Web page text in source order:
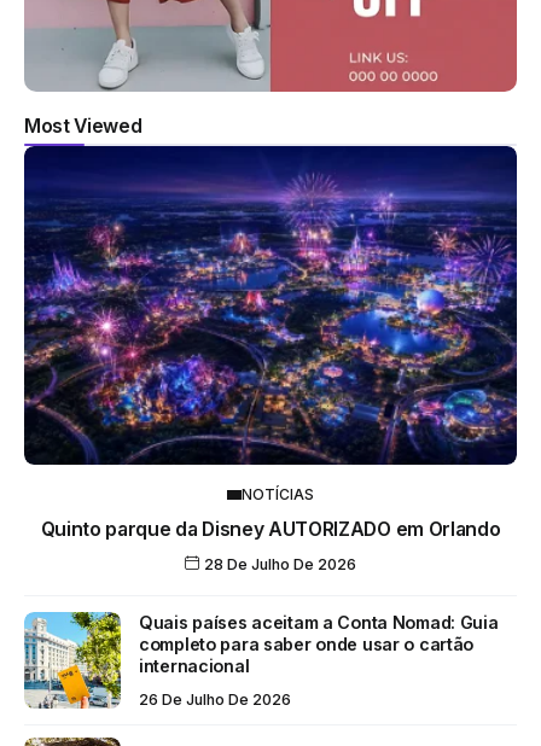
Most Viewed
NOTÍCIAS
Quinto parque da Disney AUTORIZADO em Orlando
28 De Julho De 2026
Quais países aceitam a Conta Nomad: Guia
completo para saber onde usar o cartão
internacional
26 De Julho De 2026